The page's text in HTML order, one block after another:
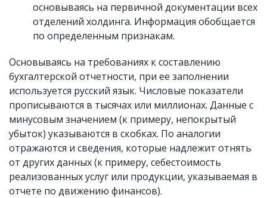
основываясь на первичной документации всех
отделений холдинга. Информация обобщается
по определенным признакам.
Основываясь на требованиях к составлению
бухгалтерской отчетности, при ее заполнении
используется русский язык. Числовые показатели
прописываются в тысячах или миллионах. Данные с
минусовым значением (к примеру, непокрытый
убыток) указываются в скобках. По аналогии
отражаются и сведения, которые надлежит отнять
от других данных (к примеру, себестоимость
реализованных услуг или продукции, указываемая в
отчете по движению финансов).